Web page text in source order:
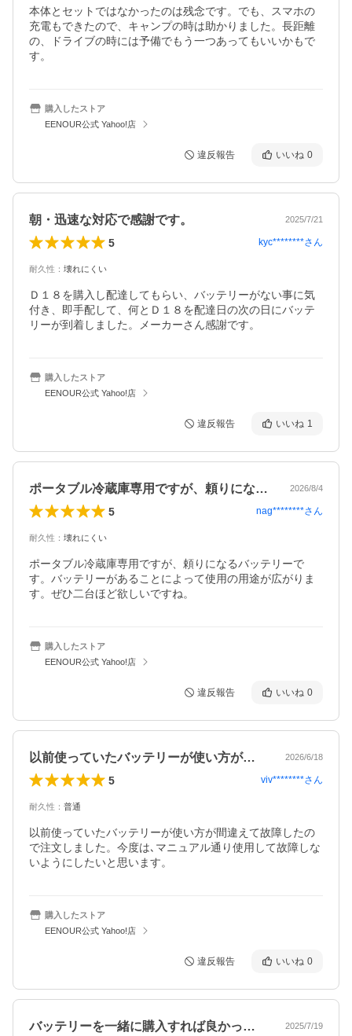
本体とセットではなかったのは残念です。でも、スマホの
充電もできたので、キャンプの時は助かりました。長距離
の、ドライブの時には予備でもう一つあってもいいかもで
す。
購入したストア
EENOUR公式 Yahoo!店
違反報告 いいね 0
朝・迅速な対応で感謝です。 2025/7/21
5 kyc********さん
耐久性 ： 壊れにくい
Ｄ１８を購入し配達してもらい、バッテリーがない事に気
付き、即手配して、何とＤ１８を配達日の次の日にバッテ
購入したストア
EENOUR公式 Yahoo!店
違反報告 いいね 1
ポータブル冷蔵庫専用ですが、頼りになる… 2026/8/4
5 nag********さん
耐久性 ： 壊れにくい
ポータブル冷蔵庫専用ですが、頼りになるバッテリーで
す。バッテリーがあることによって使用の用途が広がりま
す。ぜひ二台ほど欲しいですね。
購入したストア
EENOUR公式 Yahoo!店
違反報告 いいね 0
以前使っていたバッテリーが使い方が間違… 2026/6/18
5 viv********さん
耐久性 ： 普通
以前使っていたバッテリーが使い方が間違えて故障したの
で注文しました。今度は､マニュアル通り使用して故障しな
いようにしたいと思います。
購入したストア
EENOUR公式 Yahoo!店
違反報告 いいね 0
バッテリーを一緒に購入すれば良かったの… 2025/7/19